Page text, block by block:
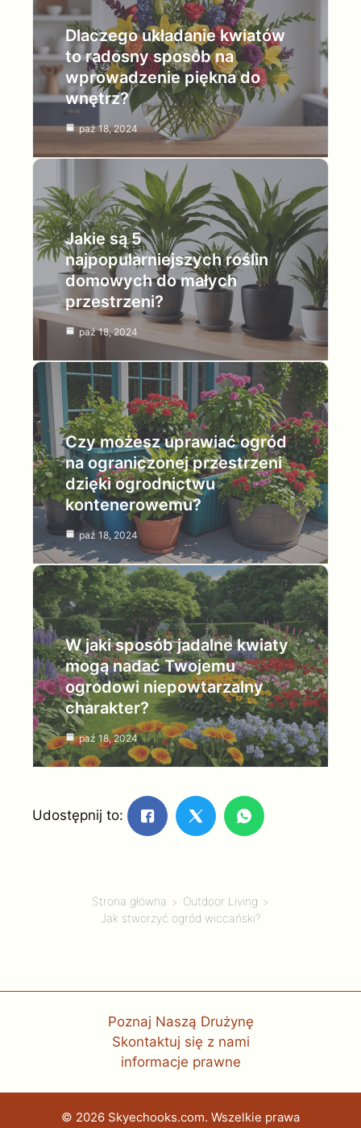
Dlaczego układanie kwiatów
to radosny sposób na
wprowadzenie piękna do
wnętrz?
paź 18, 2024
Jakie są 5
najpopularniejszych roślin
domowych do małych
przestrzeni?
paź 18, 2024
Czy możesz uprawiać ogród
na ograniczonej przestrzeni
dzięki ogrodnictwu
kontenerowemu?
paź 18, 2024
W jaki sposób jadalne kwiaty
mogą nadać Twojemu
ogrodowi niepowtarzalny
charakter?
paź 18, 2024
Udostępnij to:
Strona główna
Outdoor Living
Jak stworzyć ogród wiccański?
Poznaj Naszą Drużynę
Skontaktuj się z nami
informacje prawne
© 2026 Skyechooks.com. Wszelkie prawa